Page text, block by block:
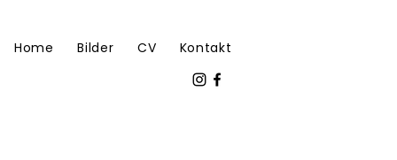
Home Bilder CV Kontakt